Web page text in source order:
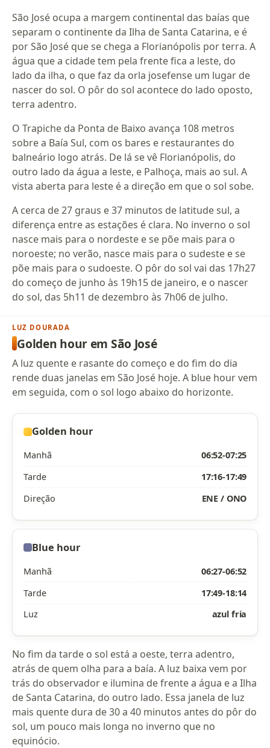
São José ocupa a margem continental das baías que
separam o continente da Ilha de Santa Catarina, e é
por São José que se chega a Florianópolis por terra. A
água que a cidade tem pela frente fica a leste, do
lado da ilha, o que faz da orla josefense um lugar de
nascer do sol. O pôr do sol acontece do lado oposto,
terra adentro.
O Trapiche da Ponta de Baixo avança 108 metros
sobre a Baía Sul, com os bares e restaurantes do
balneário logo atrás. De lá se vê Florianópolis, do
outro lado da água a leste, e Palhoça, mais ao sul. A
vista aberta para leste é a direção em que o sol sobe.
A cerca de 27 graus e 37 minutos de latitude sul, a
diferença entre as estações é clara. No inverno o sol
nasce mais para o nordeste e se põe mais para o
noroeste; no verão, nasce mais para o sudeste e se
põe mais para o sudoeste. O pôr do sol vai das 17h27
do começo de junho às 19h15 de janeiro, e o nascer
do sol, das 5h11 de dezembro às 7h06 de julho.
LUZ DOURADA
Golden hour em São José
A luz quente e rasante do começo e do fim do dia
rende duas janelas em São José hoje. A blue hour vem
em seguida, com o sol logo abaixo do horizonte.
Golden hour
Manhã
06:52-07:25
Tarde
17:16-17:49
Direção
ENE / ONO
Blue hour
Manhã
06:27-06:52
Tarde
17:49-18:14
Luz
azul fria
No fim da tarde o sol está a oeste, terra adentro,
atrás de quem olha para a baía. A luz baixa vem por
trás do observador e ilumina de frente a água e a Ilha
de Santa Catarina, do outro lado. Essa janela de luz
mais quente dura de 30 a 40 minutos antes do pôr do
sol, um pouco mais longa no inverno que no
equinócio.